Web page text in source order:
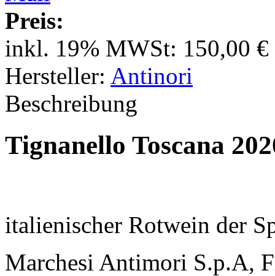
Preis:
inkl. 19% MWSt: 150,00 €
Hersteller: Antinori
Beschreibung
Tignanello Toscana
italienischer Rotwein der
Marchesi Antimori S.p.A,